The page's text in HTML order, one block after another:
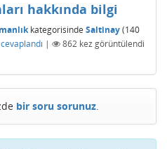
hakkında bilgi
kategorisinde Saltinay (140
cevaplandı | 862kez görüntülendi
bir soru sorunuz.